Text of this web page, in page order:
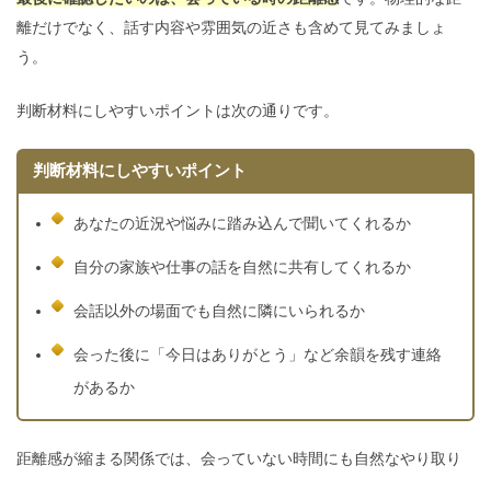
離だけでなく、話す内容や雰囲気の近さも含めて見てみましょ
う。
判断材料にしやすいポイントは次の通りです。
判断材料にしやすいポイント
あなたの近況や悩みに踏み込んで聞いてくれるか
自分の家族や仕事の話を自然に共有してくれるか
会話以外の場面でも自然に隣にいられるか
会った後に「今日はありがとう」など余韻を残す連絡
があるか
距離感が縮まる関係では、会っていない時間にも自然なやり取り